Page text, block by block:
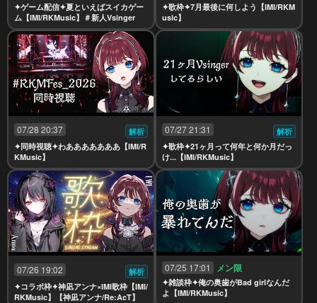
✦ゲーム配信✦夏といえばスイカゲー
ム【IMI/RKMusic】＃新人Vsinger
✦歌枠✦7月最後に何しよう【IMI/RKM
usic】
07/28 20:37
解析
✦同時視聴✦わあああああああ【IMI/R
KMusic】
07/27 21:31
解析
✦歌枠✦21ヶ月って何年と何か月だっ
け...【IMI/RKMusic】
07/26 19:02
解析
✦コラボ枠✦神凪アンナ×IMI歌枠【IMI/
RKMusic】【神凪アンナ/Re:AcT】
07/25 17:01 メン限
✦雑談枠✦俺の奥歯がBad girlなんだ
よ【IMI/RKMusic】